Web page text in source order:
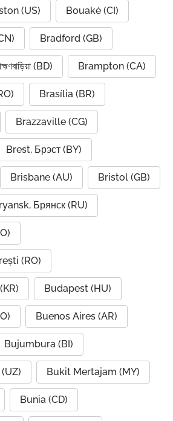
(US) Bouaké (CI)
Bradford (GB)
(BD) Brampton (CA)
Brasília (BR)
Brazzaville (CG)
Brest, Брэст (BY)
Brisbane (AU) Bristol (GB)
Брянск (RU)
(RO)
Budapest (HU)
Buenos Aires (AR)
Bujumbura (BI)
Bukit Mertajam (MY)
Bunia (CD)